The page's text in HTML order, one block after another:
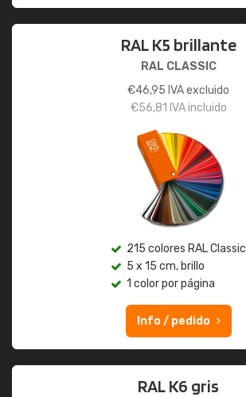
RAL K5 brillante
RAL CLASSIC
€46,95 IVA excluido
€56,81 IVA incluido
215 colores RAL Classic
5 x 15 cm, brillo
1 color por página
Info / pedido
RAL K6 gris